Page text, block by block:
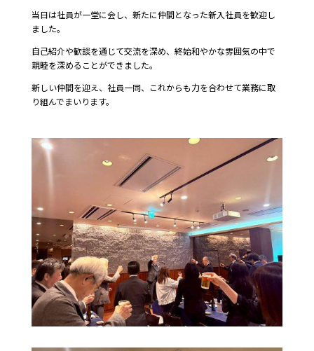
当日は社員が一堂に会し、新たに仲間となった新入社員を歓迎し
ました。
自己紹介や歓談を通じて交流を深め、終始和やかな雰囲気の中で
親睦を深めることができました。
新しい仲間を迎え、社員一同、これからも力を合わせて業務に取
り組んでまいります。